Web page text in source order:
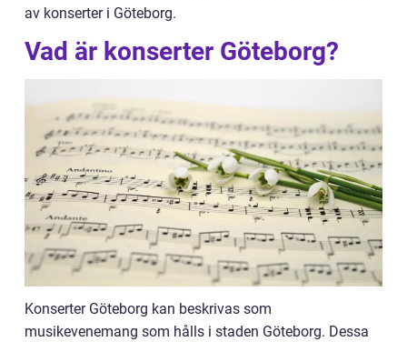
av konserter i Göteborg.
Vad är konserter Göteborg?
Konserter Göteborg kan beskrivas som
musikevenemang som hålls i staden Göteborg. Dessa